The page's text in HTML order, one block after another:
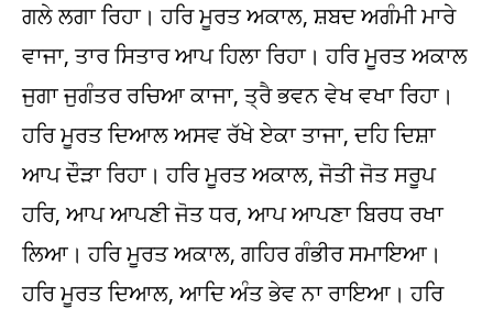
ਗਲੇ ਲਗਾ ਰਿਹਾ। ਹਰਿ ਮੂਰਤ ਅਕਾਲ, ਸ਼ਬਦ ਅਗੰਮੀ ਮਾਰੇ
ਵਾਜਾ, ਤਾਰ ਸਿਤਾਰ ਆਪ ਹਿਲਾ ਰਿਹਾ। ਹਰਿ ਮੂਰਤ ਅਕਾਲ
ਜੁਗਾ ਜੁਗੰਤਰ ਰਚਿਆ ਕਾਜਾ, ਤ੍ਰੈ ਭਵਨ ਵੇਖ ਵਖਾ ਰਿਹਾ।
ਹਰਿ ਮੂਰਤ ਦਿਆਲ ਅਸਵ ਰੱਖੇ ਏਕਾ ਤਾਜਾ, ਦਹਿ ਦਿਸ਼ਾ
ਆਪ ਦੌੜਾ ਰਿਹਾ। ਹਰਿ ਮੂਰਤ ਅਕਾਲ, ਜੋਤੀ ਜੋਤ ਸਰੂਪ
ਹਰਿ, ਆਪ ਆਪਣੀ ਜੋਤ ਧਰ, ਆਪ ਆਪਣਾ ਬਿਰਧ ਰਖਾ
ਲਿਆ। ਹਰਿ ਮੂਰਤ ਅਕਾਲ, ਗਹਿਰ ਗੰਭੀਰ ਸਮਾਇਆ।
ਹਰਿ ਮੂਰਤ ਦਿਆਲ, ਆਦਿ ਅੰਤ ਭੇਵ ਨਾ ਰਾਇਆ। ਹਰਿ